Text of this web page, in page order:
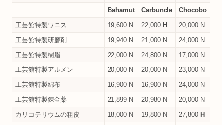
Bahamut
Carbuncle
Chocobo
工芸館特製ワニス
19,600 N 22,000 H
20,000 N
工芸館特製研磨剤
19,940 N 21,000 N
24,000 N
工芸館特製樹脂
22,000 N 24,800 N
17,000 N
工芸館特製アルメン
20,000 N 20,000 N
23,000 N
工芸館特製綿布
16,900 N 16,900 N
24,000 N
工芸館特製錬金薬
21,899 N 20,980 N
20,000 N
カリコテリウムの粗皮
18,000 N 19,800 N 27,800 H